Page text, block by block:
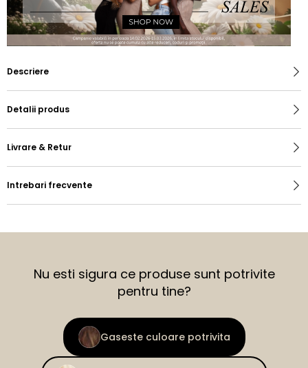
Descriere
Detalii produs
Livrare & Retur
Intrebari frecvente
Nu esti sigura ce produse sunt potrivite
pentru tine?
Gaseste culoare potrivita